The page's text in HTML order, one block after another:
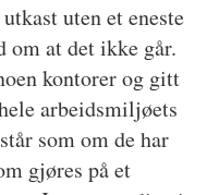
uten et eneste
om at det ikke går.
kontorer og gitt
arbeidsmiljøets
som om de har
gjøres på et